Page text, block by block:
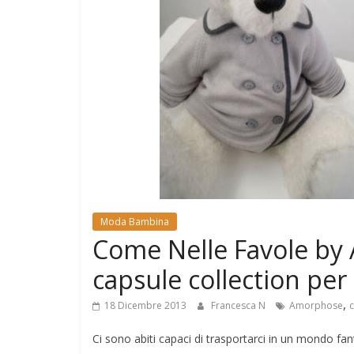
Moda Bambina
Come Nelle Favole
capsule collection
18 Dicembre 2013 Francesca N Amorphose,
Ci sono abiti capaci di trasportarci in un mondo